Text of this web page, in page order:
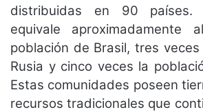
distribuidas en 90 países.
equivale
población de Brasil, tres
Rusia y cinco veces la
Estas comunidades poseen
recursos tradicionales que